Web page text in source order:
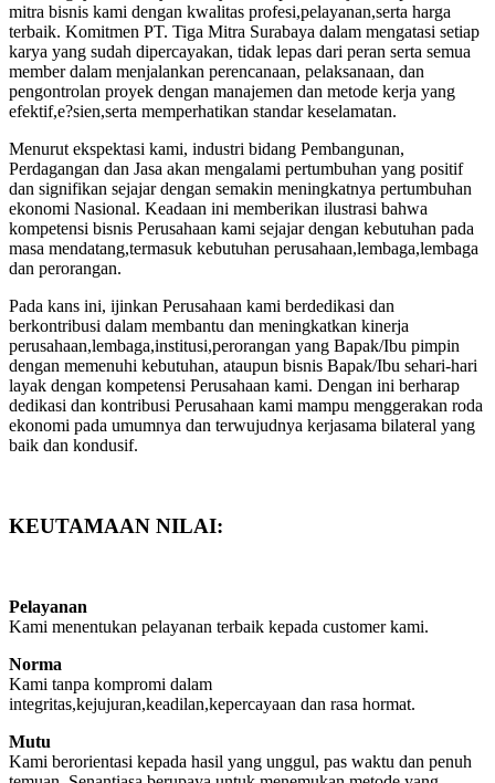
mitra bisnis kami dengan kwalitas profesi,pelayanan,serta harga
terbaik. Komitmen PT. Tiga Mitra Surabaya dalam mengatasi setiap
karya yang sudah dipercayakan, tidak lepas dari peran serta semua
member dalam menjalankan perencanaan, pelaksanaan, dan
pengontrolan proyek dengan manajemen dan metode kerja yang
efektif,e?sien,serta memperhatikan standar keselamatan.
Menurut ekspektasi kami, industri bidang Pembangunan,
Perdagangan dan Jasa akan mengalami pertumbuhan yang positif
dan signifikan sejajar dengan semakin meningkatnya pertumbuhan
ekonomi Nasional. Keadaan ini memberikan ilustrasi bahwa
kompetensi bisnis Perusahaan kami sejajar dengan kebutuhan pada
masa mendatang,termasuk kebutuhan perusahaan,lembaga,lembaga
dan perorangan.
Pada kans ini, ijinkan Perusahaan kami berdedikasi dan
berkontribusi dalam membantu dan meningkatkan kinerja
perusahaan,lembaga,institusi,perorangan yang Bapak/Ibu pimpin
dengan memenuhi kebutuhan, ataupun bisnis Bapak/Ibu sehari-hari
layak dengan kompetensi Perusahaan kami. Dengan ini berharap
dedikasi dan kontribusi Perusahaan kami mampu menggerakan roda
ekonomi pada umumnya dan terwujudnya kerjasama bilateral yang
baik dan kondusif.
KEUTAMAAN NILAI:
Pelayanan
Kami menentukan pelayanan terbaik kepada customer kami.
Norma
Kami tanpa kompromi dalam
integritas,kejujuran,keadilan,kepercayaan dan rasa hormat.
Mutu
Kami berorientasi kepada hasil yang unggul, pas waktu dan penuh